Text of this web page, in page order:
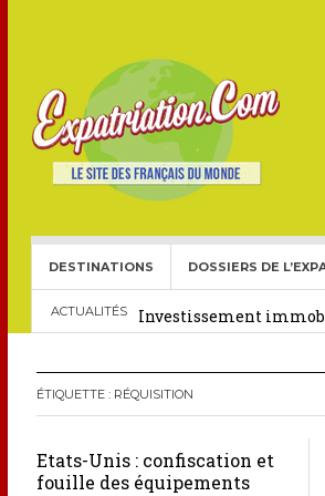
DESTINATIONS DOSSIERS DE
ACTUALITÉS
Choisir une école
Investissement
Crédit Immobilier pour
Le visa américain Gold
Héritage pour Français
ÉTIQUETTE : RÉQUISITION
Etats-Unis : confiscation et
fouille des équipements